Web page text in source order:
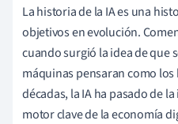
La historia de la IA es una
objetivos en evolución.
cuando surgió la idea de que
máquinas pensaran como
décadas, la IA ha pasado de
motor clave de la economía